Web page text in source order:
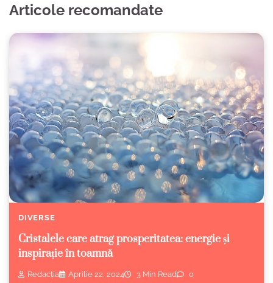
Articole recomandate
DIVERSE
Cristalele care atrag prosperitatea: energie și
inspirație în toamnă
Redacția Aprilie 22, 2024 3 Min Read 0